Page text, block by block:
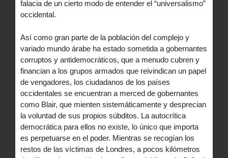
falacia de un cierto modo de entender el “universalismo”
occidental.
Así como gran parte de la población del complejo y
variado mundo árabe ha estado sometida a gobernantes
corruptos y antidemocráticos, que a menudo cubren y
financian a los grupos armados que reivindican un papel
de vengadores, los ciudadanos de los países
occidentales se encuentran a merced de gobernantes
como Blair, que mienten sistemáticamente y desprecian
la voluntad de sus propios súbditos. La autocrítica
democrática para ellos no existe, lo único que importa
es perpetuarse en el poder. Mientras se recogían los
restos de las víctimas de Londres, a pocos kilómetros